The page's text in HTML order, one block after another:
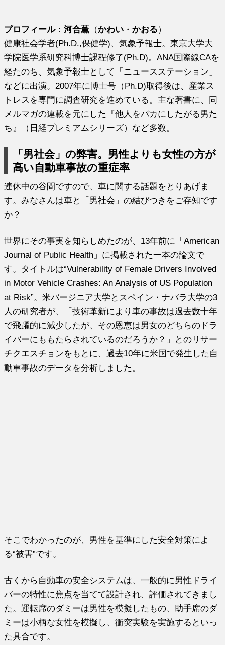
プロフィール：河合薫 （かわい ・かおる）
健康社会学者(Ph.D.,保健学)、気象予報士。東京大学大
学院医学系研究科博士課程修了(Ph.D)。ANA国際線CAを
経たのち、気象予報士として「ニュースステーション」
などに出演。2007年に博士号（Ph.D)取得後は、産業ス
トレスを専門に調査研究を進めている。主な著書に、同
メルマガの連載を元にした『他人をバカにしたがる男た
ち』（日経プレミアムシリーズ）など多数。
「男社会」の弊害。男性よりも女性の方が
高い自動車事故の重症率
連休中の谷間ですので、車に関する話題をとりあげま
す。みなさんは車と「男社会」の結びつきをご存知です
か？
世界にその事実を知らしめたのが、13年前に「American
Journal of Public Health」に掲載された一本の論文で
す。タイトルは“Vulnerability of Female Drivers Involved
in Motor Vehicle Crashes: An Analysis of US Population
at Risk”。米バージニア大学とスペイン・ナバラ大学の3
人の研究者が、「技術革新により車の事故は過去数十年
で飛躍的に減少したが、その恩恵は男女のどちらのドラ
イバーにももたらされているのだろうか？」とのリサー
チクエスチョンをもとに、過去10年に米国で発生した自
動車事故のデータを分析しました。
そこでわかったのが、男性を基準にした安全対策によ
る“被害”です。
古くから自動車の安全システムは、一般的に男性ドライ
バーの特性に焦点を当てて設計され、評価されてきまし
た。運転席のダミーは男性を模擬したもの、助手席のダ
ミーは小柄な女性を模擬し、衝突実験を実施するといっ
た具合です。